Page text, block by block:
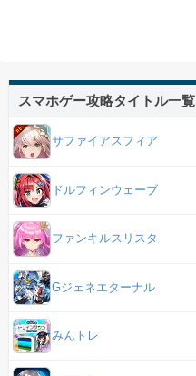
スマホゲー攻略タイトル一覧
サファイアスフィア
ドルフィンウェーブ
ファンキルスリスタ
Gジェネエターナル
みんトレ